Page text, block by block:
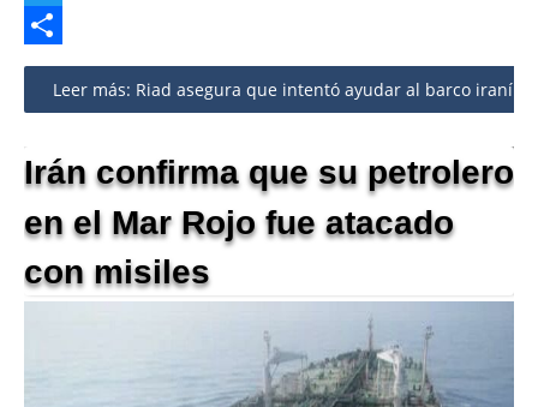
Twitter
Share
Leer más: Riad asegura que intentó ayudar al barco iraní
Irán confirma que su petrolero
en el Mar Rojo fue atacado
con misiles